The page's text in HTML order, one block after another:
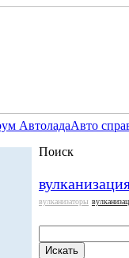
АвтоладаАвто
Поиск
вулканизаторы